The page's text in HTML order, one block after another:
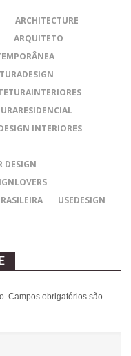
ARCHITECTURE
ARQUITETO
INTERIORES
DESIGN
USEDESIGN
Campos obrigatórios são